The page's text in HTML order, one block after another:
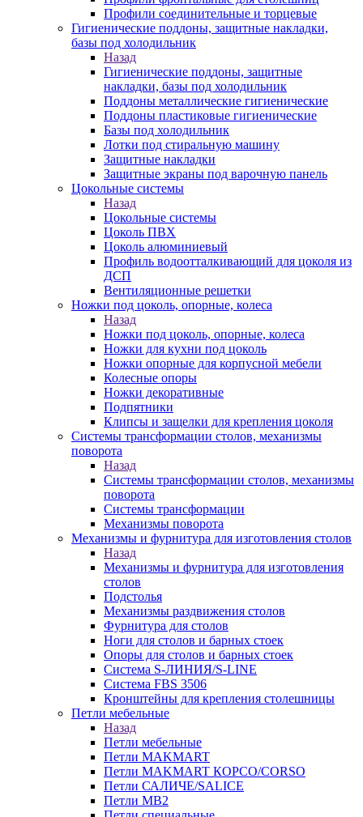
Профили соединительные и торцевые
Гигиенические поддоны, защитные накладки,
базы под холодильник
Назад
Гигиенические поддоны, защитные
накладки, базы под холодильник
Поддоны металлические гигиенические
Поддоны пластиковые гигиенические
Базы под холодильник
Лотки под стиральную машину
Защитные накладки
Защитные экраны под варочную панель
Цокольные системы
Назад
Цокольные системы
Цоколь ПВХ
Цоколь алюминиевый
Профиль водоотталкивающий для цоколя из
ДСП
Вентиляционные решетки
Ножки под цоколь, опорные, колеса
Назад
Ножки под цоколь, опорные, колеса
Ножки для кухни под цоколь
Ножки опорные для корпусной мебели
Колесные опоры
Ножки декоративные
Подпятники
Клипсы и защелки для крепления цоколя
Системы трансформации столов, механизмы
поворота
Назад
Системы трансформации столов, механизмы
поворота
Системы трансформации
Механизмы поворота
Механизмы и фурнитура для изготовления столов
Назад
Механизмы и фурнитура для изготовления
столов
Подстолья
Механизмы раздвижения столов
Фурнитура для столов
Ноги для столов и барных стоек
Опоры для столов и барных стоек
Система S-ЛИНИЯ/S-LINE
Система FBS 3506
Кронштейны для крепления столешницы
Петли мебельные
Назад
Петли мебельные
Петли MAKMART
Петли MAKMART КОРСО/CORSO
Петли САЛИЧЕ/SALICE
Петли MB2